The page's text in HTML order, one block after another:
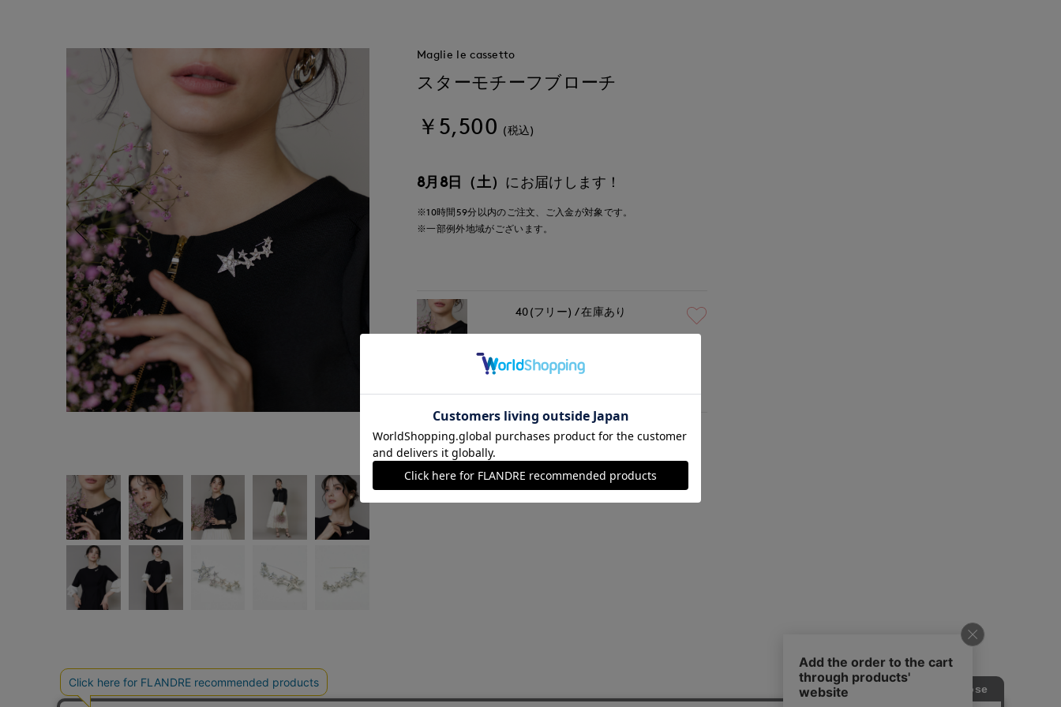
Maglie le cassetto
スターモチーフブローチ
￥5,500 (税込)
8月8日（土） にお届けします！
※10時間 59分以内のご注文、ご入金が対象です。
※一部例外地域がございます。
￥5,500 (税込)
40(フリー) 在庫あり